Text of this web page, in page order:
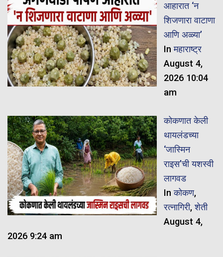
आहारात ‘न
शिजणारा वाटाणा
आणि अळ्या’
Inमहाराष्ट्र
August 4,
2026 10:04
am
कोकणात केली
थायलंडच्या
‘जास्मिन
राइस’ची यशस्वी
लागवड
Inकोकण,
रत्नागिरी,शेती
August 4,
2026 9:24 am